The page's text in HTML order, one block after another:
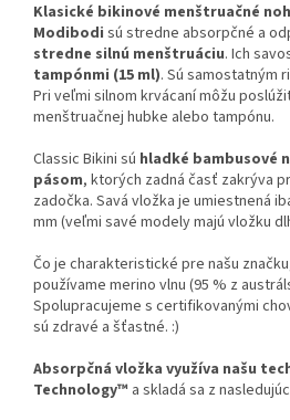
Klasické bikinové menštruačné
Modibodi sú stredne absorpčné a
stredne silnú menštruáciu. Ich
tampónmi (15 ml). Sú samostatným
Pri veľmi silnom krvácaní môžu
menštruačnej hubke alebo tampónu.
Classic Bikini sú hladké bambusové
pásom, ktorých zadná časť zakrýva
zadočka. Savá vložka je umiestnená
mm (veľmi savé modely majú vložku
Čo je charakteristické pre našu
používame merino vlnu (95 % z
Spolupracujeme s certifikovanými
sú zdravé a šťastné. :)
Absorpčná vložka využíva našu
Technology™ a skladá sa z